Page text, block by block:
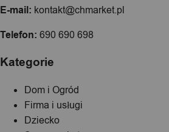
E-mail: kontakt@chmarket.pl
Telefon: 690 690 698
Kategorie
Dom i Ogród
Firma i usługi
Dziecko